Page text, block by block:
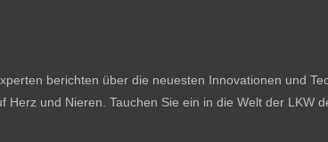
berichten über die neuesten Innovationen und
und Nieren. Tauchen Sie ein in die Welt der